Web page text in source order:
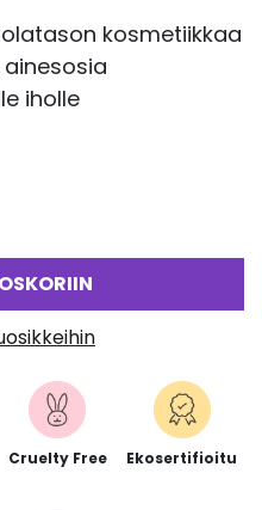
kosmetiikkaa
iholle
Cruelty Free Ekosertifioitu